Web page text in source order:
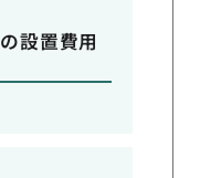
設置費用